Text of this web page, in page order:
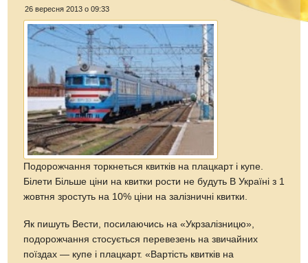
26 вересня 2013 о 09:33
Подорожчання торкнеться квитків на плацкарт і купе.
Білети Більше ціни на квитки рости не будуть В Україні з 1
жовтня зростуть на 10% ціни на залізничні квитки.
Як пишуть Вести, посилаючись на «Укрзалізницю»,
подорожчання стосується перевезень на звичайних
поїздах — купе і плацкарт. «Вартість квитків на